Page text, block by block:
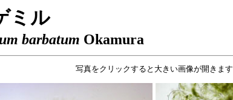
ミル
barbatum Okamura
写真をクリックすると大きい画像が開きます